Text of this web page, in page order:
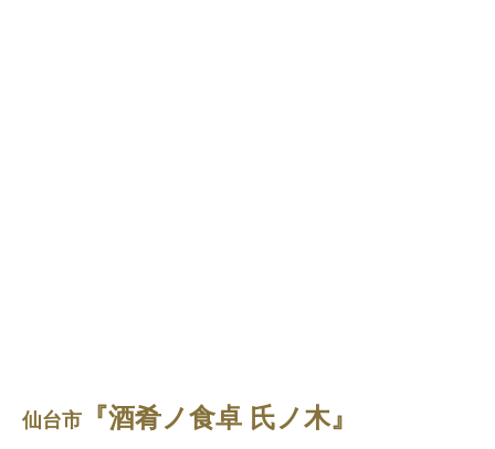
仙台市 『酒肴ノ食卓 氏ノ木』